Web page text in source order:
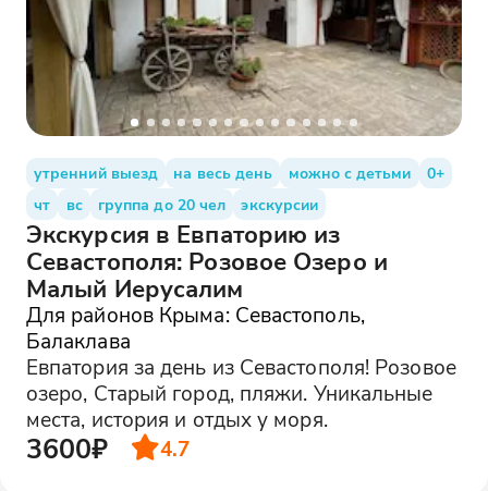
утренний выезд на весь день можно с детьми
0+
чт
вс группа до 20 чел экскурсии
Экскурсия в Евпаторию из
Севастополя: Розовое Озеро и
Малый Иерусалим
Для районов Крыма: Севастополь,
Балаклава
Евпатория за день из Севастополя! Розовое
озеро, Старый город, пляжи. Уникальные
места, история и отдых у моря.
3600₽ 4.7